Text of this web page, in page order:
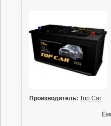
Производитель: Top Car